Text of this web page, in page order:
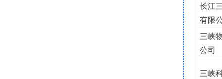
长江
有限
三峡
公司
三峡